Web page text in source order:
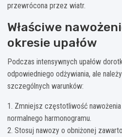
przewrócona przez wiatr.
Właściwe
okresie upałów
Podczas intensywnych upałów
odpowiedniego odżywiania, ale
szczególnych warunków:
1. Zmniejsz częstotliwość
normalnego harmonogramu.
2. Stosuj nawozy o obniżonej